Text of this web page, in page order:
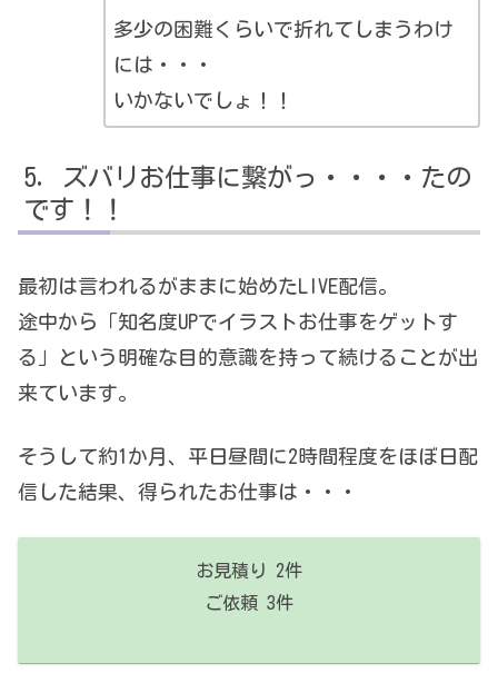
多少の困難くらいで折れてしまうわけ
には・・・
いかないでしょ！！
ズバリお仕事に繋がっ・・・・たの
です！！
最初は言われるがままに始めたLIVE配信。
途中から「知名度UPでイラストお仕事をゲットす
る」という明確な目的意識を持って続けることが出
来ています。
そうして約1か月、平日昼間に2時間程度をほぼ日配
信した結果、得られたお仕事は・・・
お見積り 2件
ご依頼 3件